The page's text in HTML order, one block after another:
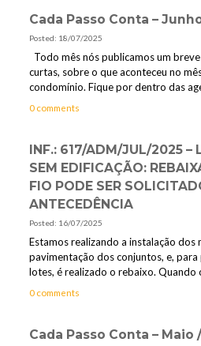
Cada Passo Conta –
Posted: 18/07/2025
Todo mês nós publicamos um
curtas, sobre o que aconteceu no
condomínio. Fique por dentro das
0 comments
INF.: 617/ADM/JUL/2025 –
SEM EDIFICAÇÃO:
FIO PODE SER
ANTECEDÊNCIA
Posted: 16/07/2025
Estamos realizando a instalação dos
pavimentação dos conjuntos, e,
lotes, é realizado o rebaixo. Quando
0 comments
Cada Passo Conta – Maio